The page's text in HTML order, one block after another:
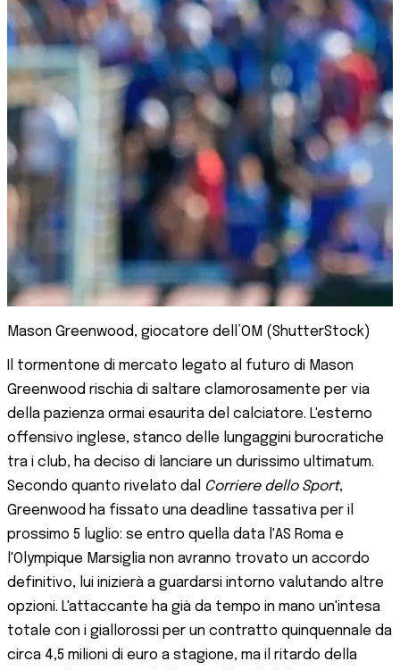
Mason Greenwood, giocatore dell’OM (ShutterStock)
Il tormentone di mercato legato al futuro di Mason
Greenwood rischia di saltare clamorosamente per via
della pazienza ormai esaurita del calciatore. L'esterno
offensivo inglese, stanco delle lungaggini burocratiche
tra i club, ha deciso di lanciare un durissimo ultimatum.
Secondo quanto rivelato dal Corriere dello Sport,
Greenwood ha fissato una deadline tassativa per il
prossimo 5 luglio: se entro quella data l'AS Roma e
l'Olympique Marsiglia non avranno trovato un accordo
definitivo, lui inizierà a guardarsi intorno valutando altre
opzioni. L'attaccante ha già da tempo in mano un'intesa
totale con i giallorossi per un contratto quinquennale da
circa 4,5 milioni di euro a stagione, ma il ritardo della